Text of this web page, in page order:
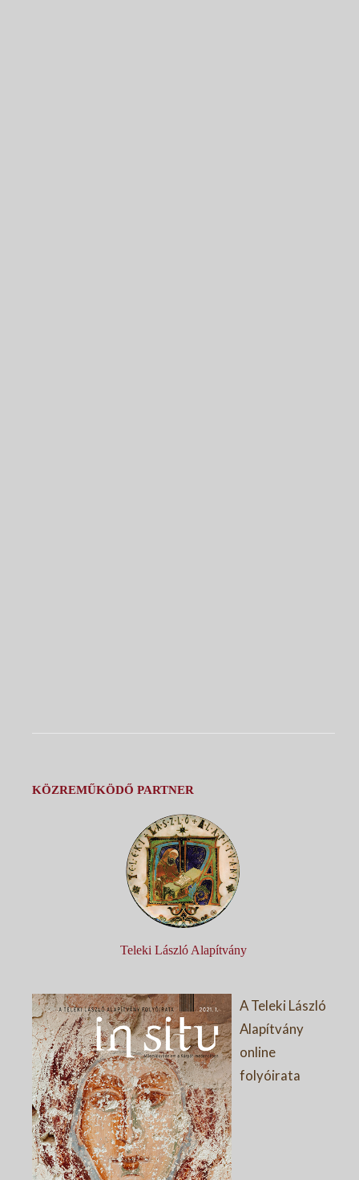
KÖZREMŰKÖDŐ PARTNER
Teleki László Alapítvány
A Teleki László
Alapítvány
online
folyóirata